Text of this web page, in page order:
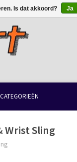
Wrist Sling
Is dat akkoord? Ja